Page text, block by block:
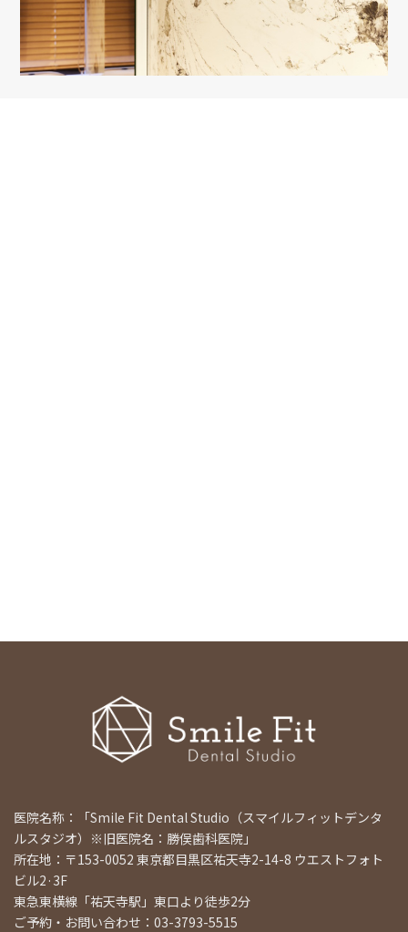
医院名称：「Smile Fit Dental Studio（スマイルフィットデンタ
ルスタジオ）※旧医院名：勝俣歯科医院」
所在地：〒153-0052 東京都目黒区祐天寺2-14-8 ウエストフォト
ビル2·3F
東急東横線「祐天寺駅」東口より徒歩2分
ご予約・お問い合わせ：03-3793-5515